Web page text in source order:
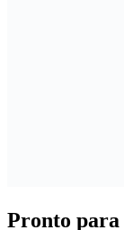
Pronto para